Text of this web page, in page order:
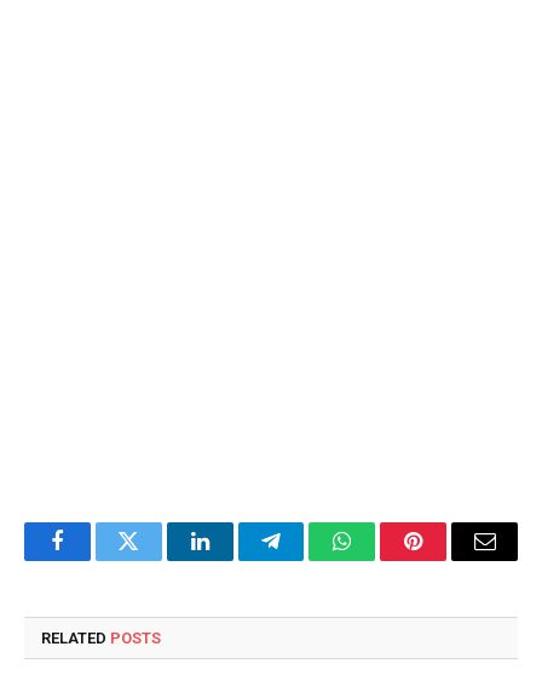
FacebookTwitter LinkedInTelegramWhatsAppPinterestEmail
RELATED POSTS